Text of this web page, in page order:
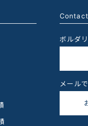
Contact
ボルダ
メール